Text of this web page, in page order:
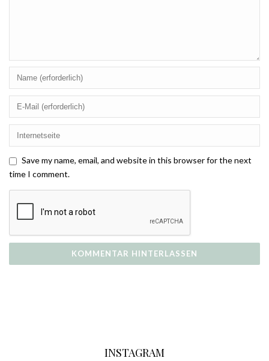
Save my name, email, and website in this browser for the next
time I comment.
INSTAGRAM